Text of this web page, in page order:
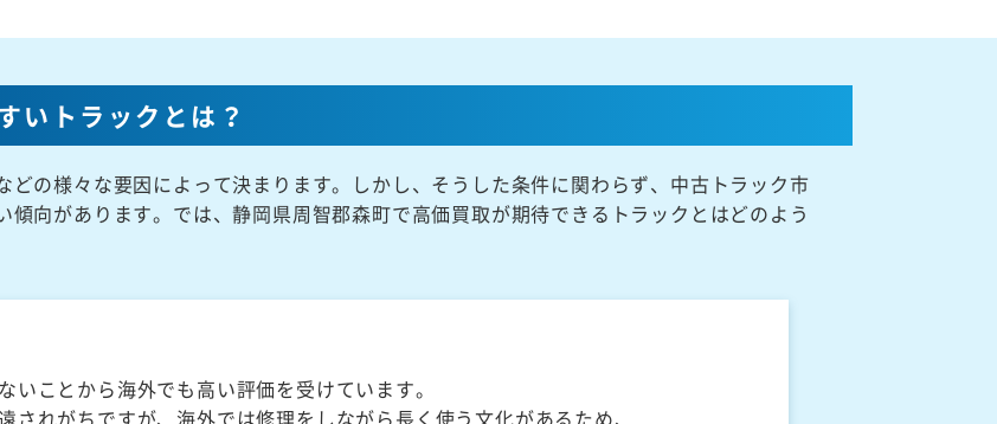
いトラックとは？
どの様々な要因によって決まります。しかし、そうした条件に関わらず、中古トラック市
向があります。では、静岡県周智郡森町で高価買取が期待できるトラックとはどのよう
ことから海外でも高い評価を受けています。
されがちですが、海外では修理をしながら長く使う文化があるため、